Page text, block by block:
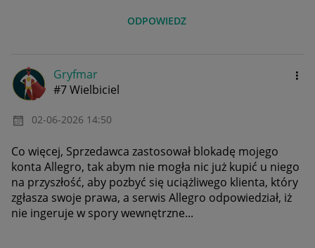
ODPOWIEDZ
Gryfmar
#7 Wielbiciel
‎02-06-2026 14:50
Co więcej, Sprzedawca zastosował blokadę mojego
konta Allegro, tak abym nie mogła nic już kupić u niego
na przyszłość, aby pozbyć się uciążliwego klienta, który
zgłasza swoje prawa, a serwis Allegro odpowiedział, iż
nie ingeruje w spory wewnętrzne...